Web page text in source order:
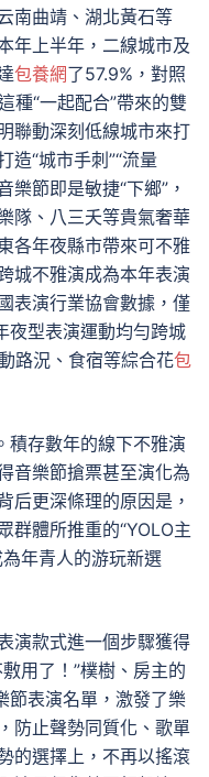
南曲靖、湖北黃石等
年上半年，二線城市及
包養網了57.9%，對照
種“一起配合”帶來的雙
聯動深刻低線城市來打
造“城市手刺”“流量
節即是敏捷“下鄉”，
隊、八三夭等貴氣奢華
各年夜縣市帶來可不雅
城不雅演成為本年表演
表演行業協會數據，僅
夜型表演運動均勻跨城
路況、食宿等綜合花包
積存數年的線下不雅演
音樂節搶票甚至演化為
后更深條理的原因是，
群體所推重的“YOLO主
年青人的游玩新選
演款式進一個步驟獲得
用了！”樸樹、房主的
節表演名單，激發了樂
防止聲勢同質化、歌單
的選擇上，不再以搖滾